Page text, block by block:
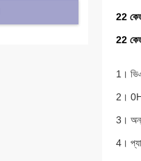
22
22
1।
2।
3।
4।